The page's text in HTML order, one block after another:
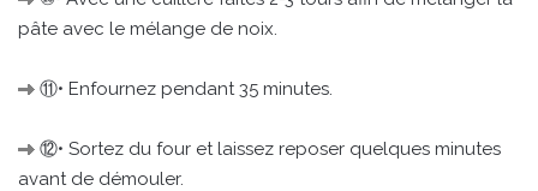
pâte avec le mélange de noix.
⑪• Enfournez pendant 35 minutes.
⑫• Sortez du four et laissez reposer quelques minutes
avant de démouler.